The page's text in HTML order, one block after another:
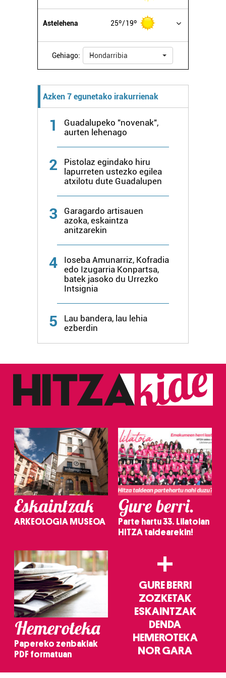
Astelehena 25º 19º
Gehiago: Hondarribia
Azken 7 egunetako irakurrienak
1
Guadalupeko "novenak",
aurten lehenago
2
Pistolaz egindako hiru
lapurreten ustezko egilea
atxilotu dute Guadalupen
3
Garagardo artisauen
azoka, eskaintza
anitzarekin
4
Ioseba Amunarriz, Kofradia
edo Izugarria Konpartsa,
batek jasoko du Urrezko
Intsignia
5
Lau bandera, lau lehia
ezberdin
Eskaintzak
ARKEOLOGIA MUSEOA
Gure berri.
Parte hartu 33. Lilatoian
HITZA taldearekin!
Hemeroteka
Papereko zenbakiak
PDF formatuan
+
GURE BERRI
ZOZKETAK
ESKAINTZAK
DENDA
HEMEROTEKA
NOR GARA